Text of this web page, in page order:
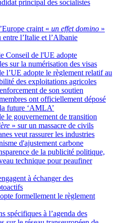
principal des socialistes
craint « un effet domino »
l’Italie et l’Albanie
Conseil de l'UE adopte
sur la numérisation des visas
l’UE adopte le règlement relatif au
des exploitations agricoles
de son soutien
ont officiellement déposé
future ‘AMLA’
le gouvernement de transition
» sur un massacre de civils
veut rassurer les industries
d'ajustement carbone
de la publicité politique,
technique pour peaufiner
à échanger des
formellement le règlement
spécifiques à l’agenda des